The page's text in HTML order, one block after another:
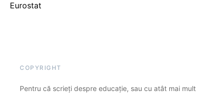
Eurostat
COPYRIGHT
Pentru că scrieți despre educație, sau cu atât mai mult